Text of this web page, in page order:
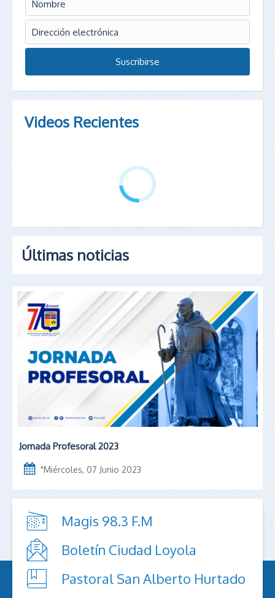
Videos Recientes
Últimas noticias
Jornada Profesoral 2023
"Miércoles, 07 Junio 2023
Magis 98.3 F.M
Boletín Ciudad Loyola
Pastoral San Alberto Hurtado